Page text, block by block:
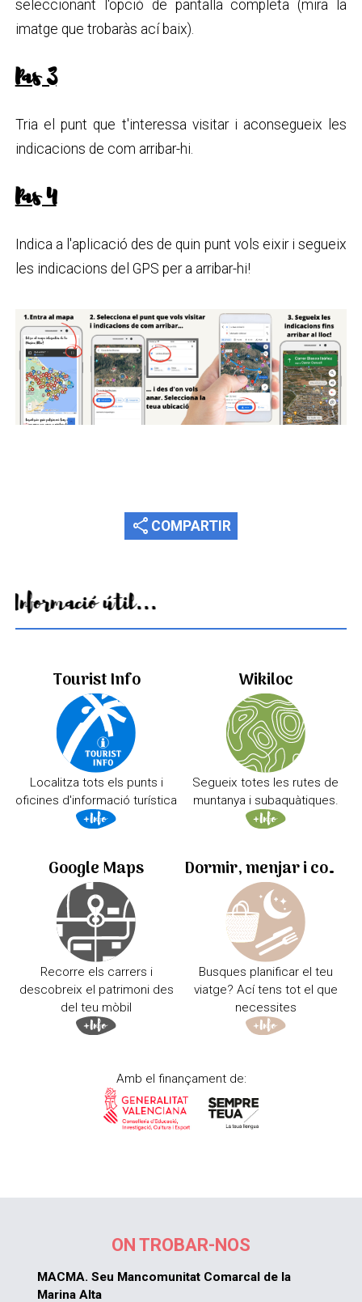
seleccionant l'opció de pantalla completa (mira la
imatge que trobaràs ací baix).
Pas 3
Tria el punt que t'interessa visitar i aconsegueix les
indicacions de com arribar-hi.
Pas 4
Indica a l'aplicació des de quin punt vols eixir i segueix
les indicacions del GPS per a arribar-hi!
share COMPARTIR
Informació útil...
Tourist Info
Localitza tots els punts i
oficines d'informació turística
Wikiloc
Segueix totes les rutes de
muntanya i subaquàtiques.
Google Maps
Recorre els carrers i
descobreix el patrimoni des
del teu mòbil
Dormir, menjar i comprar
Busques planificar el teu
viatge? Ací tens tot el que
necessites
Amb el finançament de:
ON TROBAR-NOS
MACMA. Seu Mancomunitat Comarcal de la
Marina Alta